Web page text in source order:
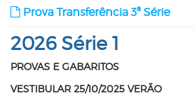
Prova Transferência 3ª Série
2026 Série 1
PROVAS E GABARITOS
VESTIBULAR 25/10/2025 VERÃO